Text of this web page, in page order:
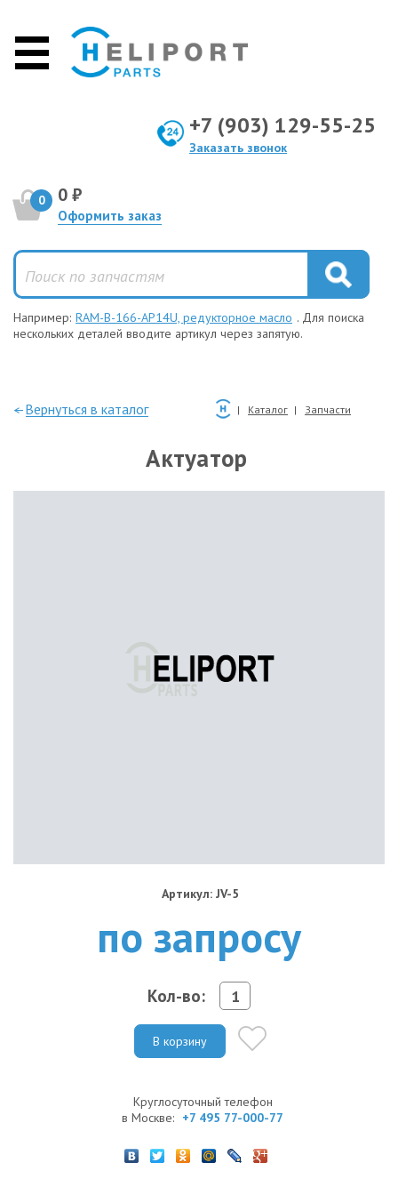
+7 (903) 129-55-25
Заказать звонок
0 0 ₽
Оформить заказ
Например: RAM-B-166-AP14U, редукторное масло . Для поиска
нескольких деталей вводите артикул через запятую.
—Вернуться в каталог Каталог Запчасти
Актуатор
Артикул: JV-5
по запросу
Кол-во:
В корзину
Круглосуточный телефон
в Москве: +7 495 77-000-77